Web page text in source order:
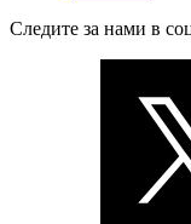
Следите за нами в